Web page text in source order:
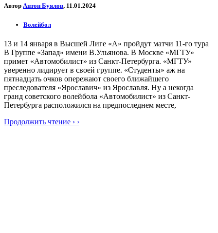
Автор Антон Буялов, 11.01.2024
Волейбол
13 и 14 января в Высшей Лиге «А» пройдут матчи 11-го тура
В Группе «Запад» имени В.Ульянова. В Москве «МГТУ»
примет «Автомобилист» из Санкт-Петербурга. «МГТУ»
уверенно лидирует в своей группе. «Студенты» аж на
пятнадцать очков опережают своего ближайшего
преследователя «Ярославич» из Ярославля. Ну а некогда
гранд советского волейбола «Автомобилист» из Санкт-
Петербурга расположился на предпоследнем месте,
Продолжить чтение › ›